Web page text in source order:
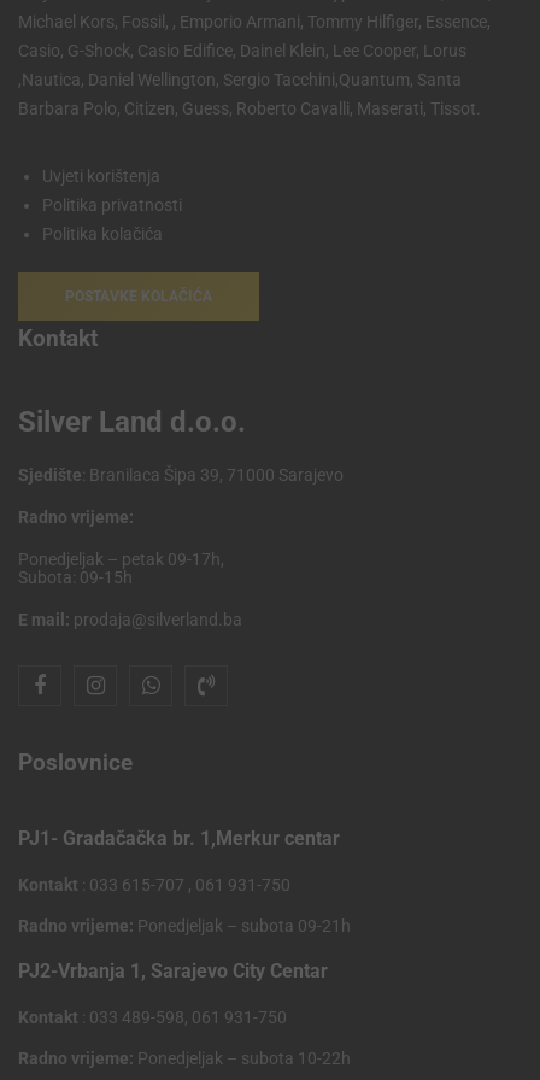
Michael Kors, Fossil, , Emporio Armani, Tommy Hilfiger, Essence,
Casio, G-Shock, Casio Edifice, Dainel Klein, Lee Cooper, Lorus
,Nautica, Daniel Wellington, Sergio Tacchini,Quantum, Santa
Barbara Polo, Citizen, Guess, Roberto Cavalli, Maserati, Tissot.
Uvjeti korištenja
Politika privatnosti
Politika kolačića
POSTAVKE KOLAČIĆA
Kontakt
Silver Land d.o.o.
Sjedište: Branilaca Šipa 39, 71000 Sarajevo
Radno vrijeme:
Ponedjeljak – petak 09-17h,
Subota: 09-15h
E mail: prodaja@silverland.ba
Poslovnice
PJ1- Gradačačka br. 1,Merkur centar
Kontakt : 033 615-707 , 061 931-750
Radno vrijeme: Ponedjeljak – subota 09-21h
PJ2-Vrbanja 1, Sarajevo City Centar
Kontakt : 033 489-598, 061 931-750
Radno vrijeme: Ponedjeljak – subota 10-22h